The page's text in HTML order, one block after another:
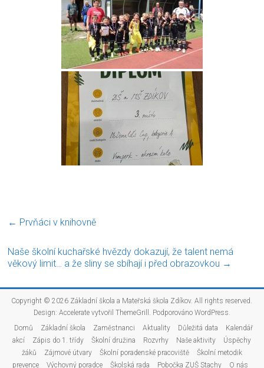
← Prvňáci v knihovně
Naše školní kuchařské hvězdy dokazují, že talent nemá
věkový limit… a že sliny se sbíhají i před obrazovkou →
Copyright © 2026 Základní škola a Mateřská škola Zdíkov. All rights reserved.
Design: Acceleratevytvořil ThemeGrill. Podporováno WordPress.
Domů
Základní škola Zaměstnanci Aktuality Důležitá data
Kalendář
akcí
Zápis do 1. třídy Školní družina Rozvrhy Naše aktivity
Úspěchy
žáků
Zájmové útvary Školní poradenské pracoviště
Školní metodik
prevence
Výchovný poradce Školská rada Pobočka ZUŠ Stachy O nás